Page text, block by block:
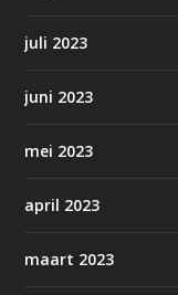
juli 2023
juni 2023
mei 2023
april 2023
maart 2023